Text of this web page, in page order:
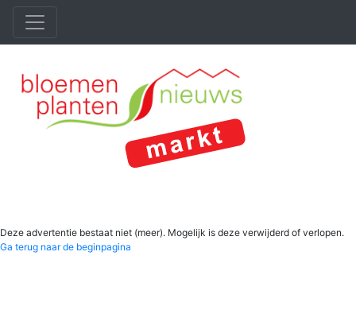
Deze advertentie bestaat niet (meer). Mogelijk is deze verwijderd of verlopen.
Ga terug naar de beginpagina